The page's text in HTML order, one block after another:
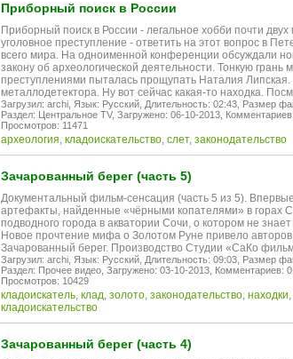
Приборный поиск в России
Приборный поиск в России - легальное хобби почти
уголовное преступление - ответить на этот вопрос в
всего мира. На одноименной конференции обсуждали
закону об археологической деятельности. Тонкую грань
преступлениями пыталась прощупать Наталия
металлодетектора. Ну вот сейчас какая-то находка.
Загрузил: archi, Язык: Русский, Длительность: 02:43, Размер
Раздел: Центральное TV, Загружено: 06-10-2013,
Просмотров: 11471
археология, кладоискательство, слет, законодательство
Зачарованный берег (часть 5)
Документальный фильм-сенсация (часть 5 из 5).
артефакты, найденные «чёрными копателями» в горах
подводного города в акватории Сочи, о котором не
Новое прочтение мифа о Золотом Руне привело
Зачарованный берег. Производство Студии «СаКо
Загрузил: archi, Язык: Русский, Длительность: 09:03, Размер
Раздел: Прочее видео, Загружено: 03-10-2013, Комментариев: 0,
Просмотров: 10429
кладоискатель, клад, золото, законодательство, находки,
кладоискательство
Зачарованный берег (часть 4)